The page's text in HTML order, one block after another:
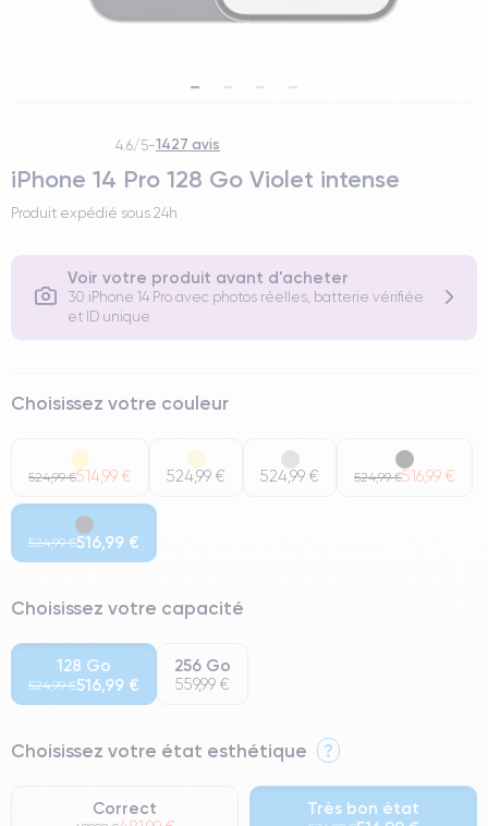
4.6/5-1427 avis
iPhone 14 Pro 128 Go Violet intense
Produit expédié sous 24h
Voir votre produit avant d'acheter
30 iPhone 14 Pro avec photos réelles, batterie vérifiée
et ID unique
Choisissez votre couleur
524,99 €514,99 € 524,99 € 524,99 € 524,99 €516,99 €
524,99 €516,99 €
Choisissez votre capacité
128 Go
524,99 €516,99 €
256 Go
559,99 €
Choisissez votre état esthétique ?
Correct Très bon état